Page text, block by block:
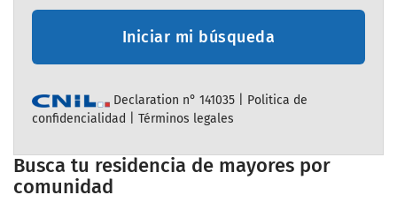
Iniciar mi búsqueda
Declaration n° 141035 | Politica de
confidencialidad
Términos legales
Busca tu residencia de mayores por
comunidad